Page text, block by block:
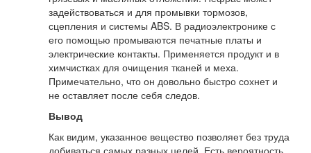
задействоваться и для промывки тормозов,
сцепления и системы ABS. В радиоэлектронике с
его помощью промываются печатные платы и
электрические контакты. Применяется продукт и в
химчистках для очищения тканей и меха.
Примечательно, что он довольно быстро сохнет и
не оставляет после себя следов.
Вывод
Как видим, указанное вещество позволяет без труда